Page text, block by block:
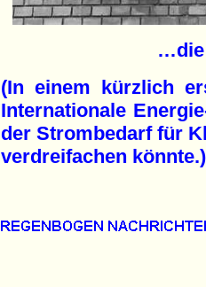
…die
(In einem kürzlich
Internationale
der Strombedarf für
verdreifachen könnte.)